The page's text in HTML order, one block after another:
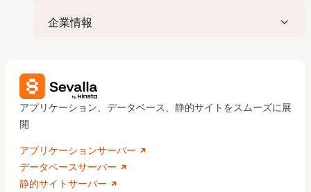
企業情報
アプリケーション、データベース、静的サイトをスムーズに展
開
アプリケーションサーバー
データベースサーバー
静的サイトサーバー